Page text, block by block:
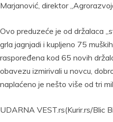
Marjanović, direktor
Ovo preduzeće je od držalaca
grla jagnjadi i kupljeno 75
raspoređena kod 65 novih
obavezu izmirivali u novcu,
naplaćeno je nešto više od tri
UDARNA VEST.rs(Kurir.rs/Blic